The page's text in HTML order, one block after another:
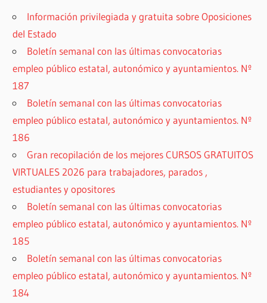
Información privilegiada y gratuita sobre Oposiciones
del Estado
Boletín semanal con las últimas convocatorias
empleo público estatal, autonómico y ayuntamientos. Nº
187
Boletín semanal con las últimas convocatorias
empleo público estatal, autonómico y ayuntamientos. Nº
186
Gran recopilación de los mejores CURSOS GRATUITOS
VIRTUALES 2026 para trabajadores, parados ,
estudiantes y opositores
Boletín semanal con las últimas convocatorias
empleo público estatal, autonómico y ayuntamientos. Nº
185
Boletín semanal con las últimas convocatorias
empleo público estatal, autonómico y ayuntamientos. Nº
184